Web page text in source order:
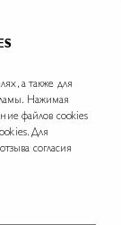
дом 4
Карта сайта
а также для
Нажимая
файлов cookies
Для
согласия